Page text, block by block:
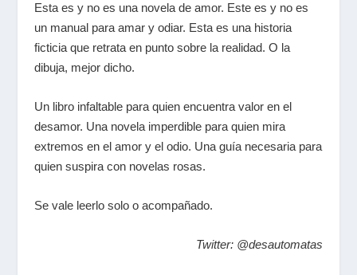
Esta es y no es una novela de amor. Este es y no es
un manual para amar y odiar. Esta es una historia
ficticia que retrata en punto sobre la realidad. O la
dibuja, mejor dicho.
Un libro infaltable para quien encuentra valor en el
desamor. Una novela imperdible para quien mira
extremos en el amor y el odio. Una guía necesaria para
quien suspira con novelas rosas.
Se vale leerlo solo o acompañado.
Twitter: @desautomatas